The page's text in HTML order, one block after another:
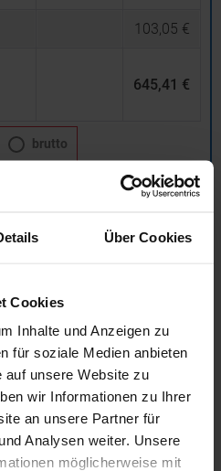
Über Cookies
Cookies
Inhalte und Anzeigen zu
für soziale Medien anbieten
auf unsere Website zu
wir Informationen zu Ihrer
an unsere Partner für
Analysen weiter. Unsere
möglicherweise mit
103,05 €
645,41 €
brutto
Anfrage
ca. 10 Werktage
ca. 3 - 5 Werktage